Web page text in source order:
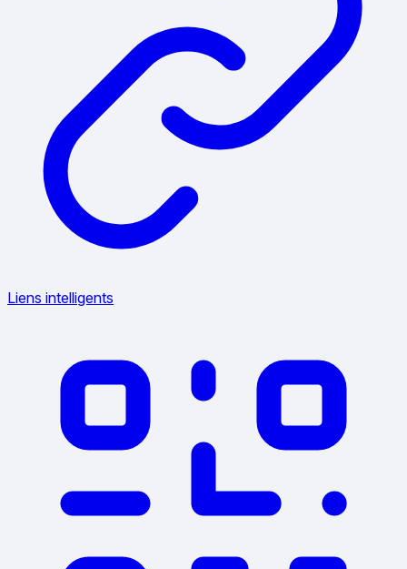
Liens intelligents